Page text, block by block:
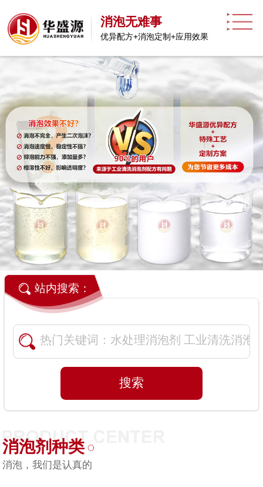
消泡无难事
优异配方+消泡定制+应用效果
站内搜索：
消泡剂种类
消泡，我们是认真的